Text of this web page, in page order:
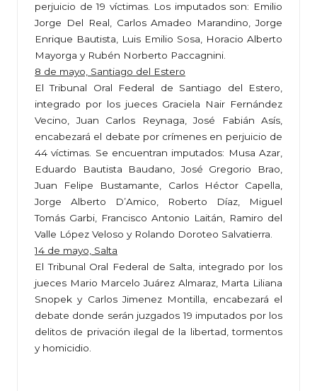
perjuicio de 19 víctimas. Los imputados son: Emilio
Jorge Del Real, Carlos Amadeo Marandino, Jorge
Enrique Bautista, Luis Emilio Sosa, Horacio Alberto
Mayorga y Rubén Norberto Paccagnini.
8 de mayo, Santiago del Estero
El Tribunal Oral Federal de Santiago del Estero,
integrado por los jueces Graciela Nair Fernández
Vecino, Juan Carlos Reynaga, José Fabián Asís,
encabezará el debate por crímenes en perjuicio de
44 víctimas. Se encuentran imputados: Musa Azar,
Eduardo Bautista Baudano, José Gregorio Brao,
Juan Felipe Bustamante, Carlos Héctor Capella,
Jorge Alberto D’Amico, Roberto Díaz, Miguel
Tomás Garbi, Francisco Antonio Laitán, Ramiro del
Valle López Veloso y Rolando Doroteo Salvatierra.
14 de mayo, Salta
El Tribunal Oral Federal de Salta, integrado por los
jueces Mario Marcelo Juárez Almaraz, Marta Liliana
Snopek y Carlos Jimenez Montilla, encabezará el
debate donde serán juzgados 19 imputados por los
delitos de privación ilegal de la libertad, tormentos
y homicidio.